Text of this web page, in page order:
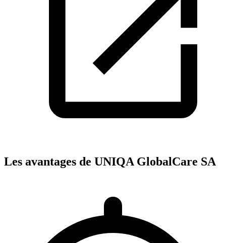
Les avantages de UNIQA GlobalCare SA